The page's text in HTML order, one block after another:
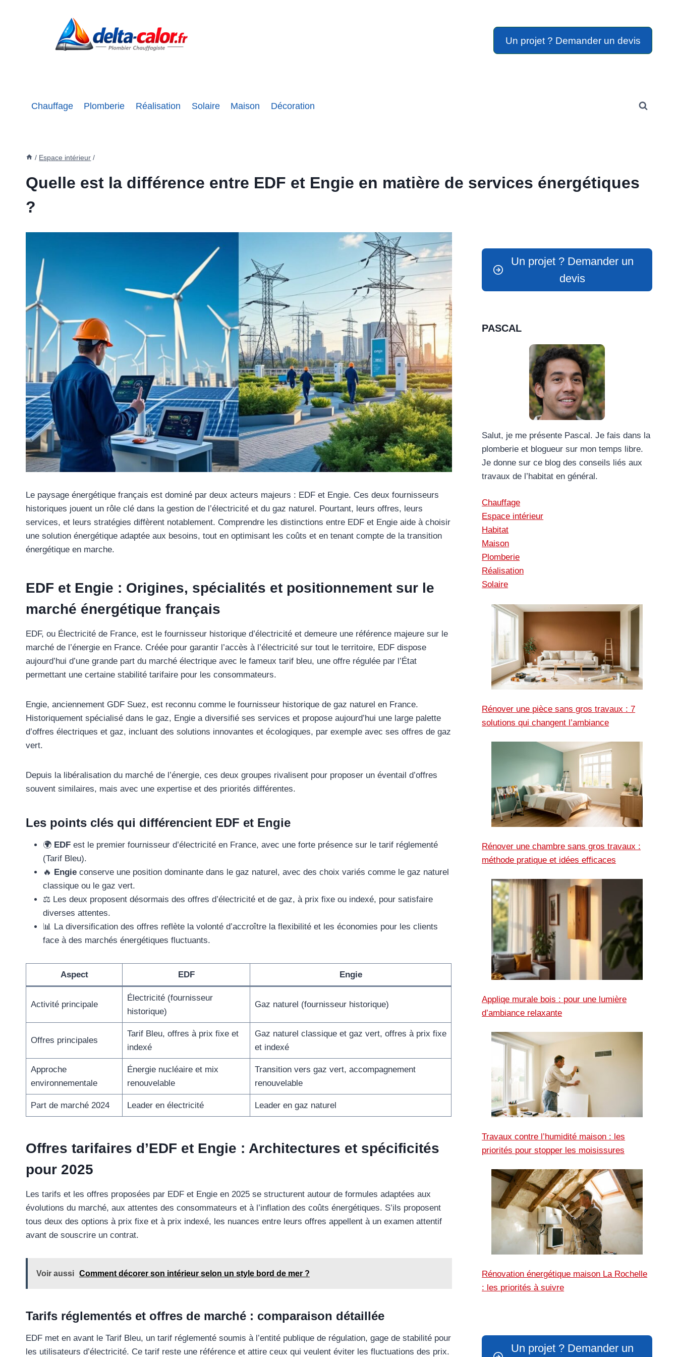
Un projet ? Demander un devis
Chauffage Plomberie Réalisation Solaire Maison Décoration
/ Espace intérieur /
Quelle est la différence entre EDF et Engie en matière de services énergétiques
?
Le paysage énergétique français est dominé par deux acteurs majeurs : EDF et Engie. Ces deux fournisseurs
historiques jouent un rôle clé dans la gestion de l’électricité et du gaz naturel. Pourtant, leurs offres, leurs
services, et leurs stratégies diffèrent notablement. Comprendre les distinctions entre EDF et Engie aide à choisir
une solution énergétique adaptée aux besoins, tout en optimisant les coûts et en tenant compte de la transition
énergétique en marche.
EDF et Engie : Origines, spécialités et positionnement sur le
marché énergétique français
EDF, ou Électricité de France, est le fournisseur historique d’électricité et demeure une référence majeure sur le
marché de l’énergie en France. Créée pour garantir l’accès à l’électricité sur tout le territoire, EDF dispose
aujourd’hui d’une grande part du marché électrique avec le fameux tarif bleu, une offre régulée par l’État
permettant une certaine stabilité tarifaire pour les consommateurs.
Engie, anciennement GDF Suez, est reconnu comme le fournisseur historique de gaz naturel en France.
Historiquement spécialisé dans le gaz, Engie a diversifié ses services et propose aujourd’hui une large palette
d’offres électriques et gaz, incluant des solutions innovantes et écologiques, par exemple avec ses offres de gaz
vert.
Depuis la libéralisation du marché de l’énergie, ces deux groupes rivalisent pour proposer un éventail d’offres
souvent similaires, mais avec une expertise et des priorités différentes.
Les points clés qui différencient EDF et Engie
🌍 EDF est le premier fournisseur d’électricité en France, avec une forte présence sur le tarif réglementé
(Tarif Bleu).
🔥 Engie conserve une position dominante dans le gaz naturel, avec des choix variés comme le gaz naturel
classique ou le gaz vert.
⚖️ Les deux proposent désormais des offres d’électricité et de gaz, à prix fixe ou indexé, pour satisfaire
diverses attentes.
📊 La diversification des offres reflète la volonté d’accroître la flexibilité et les économies pour les clients
face à des marchés énergétiques fluctuants.
Aspect EDF Engie
Activité principale
Électricité (fournisseur
historique)
Gaz naturel (fournisseur historique)
Offres principales
Tarif Bleu, offres à prix fixe et
indexé
Gaz naturel classique et gaz vert, offres à prix fixe
et indexé
Approche
environnementale
Énergie nucléaire et mix
renouvelable
Transition vers gaz vert, accompagnement
renouvelable
Part de marché 2024 Leader en électricité Leader en gaz naturel
Offres tarifaires d’EDF et Engie : Architectures et spécificités
pour 2025
Les tarifs et les offres proposées par EDF et Engie en 2025 se structurent autour de formules adaptées aux
évolutions du marché, aux attentes des consommateurs et à l’inflation des coûts énergétiques. S’ils proposent
tous deux des options à prix fixe et à prix indexé, les nuances entre leurs offres appellent à un examen attentif
avant de souscrire un contrat.
Voir aussi Comment décorer son intérieur selon un style bord de mer ?
Tarifs réglementés et offres de marché : comparaison détaillée
EDF met en avant le Tarif Bleu, un tarif réglementé soumis à l’entité publique de régulation, gage de stabilité pour
les utilisateurs d’électricité. Ce tarif reste une référence et attire ceux qui veulent éviter les fluctuations des prix.
Un projet ? Demander un
devis
PASCAL
Salut, je me présente Pascal. Je fais dans la
plomberie et blogueur sur mon temps libre.
Je donne sur ce blog des conseils liés aux
travaux de l’habitat en général.
Chauffage
Espace intérieur
Habitat
Maison
Plomberie
Réalisation
Solaire
Rénover une pièce sans gros travaux : 7
solutions qui changent l’ambiance
Rénover une chambre sans gros travaux :
méthode pratique et idées efficaces
Appliqe murale bois : pour une lumière
d’ambiance relaxante
Travaux contre l’humidité maison : les
priorités pour stopper les moisissures
Rénovation énergétique maison La Rochelle
: les priorités à suivre
Un projet ? Demander un